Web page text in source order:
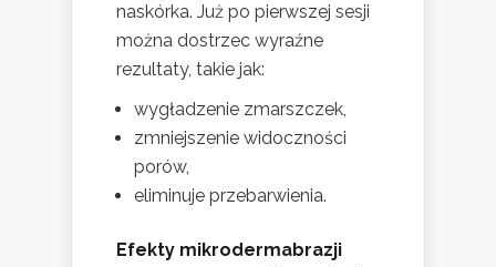
naskórka. Już po pierwszej sesji
można dostrzec wyraźne
rezultaty, takie jak:
wygładzenie zmarszczek,
zmniejszenie widoczności
porów,
eliminuje przebarwienia.
Efekty mikrodermabrazji